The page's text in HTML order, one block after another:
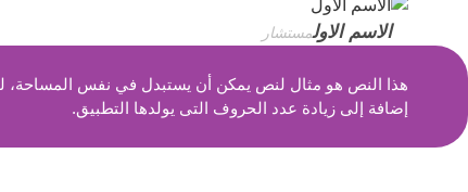
الاسم الاولمستشار
هذا النص هو مثال لنص يمكن أن يستبدل في نفس المساحة،
إضافة إلى زيادة عدد الحروف التى يولدها التطبيق.